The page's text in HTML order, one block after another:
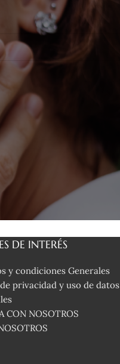
DE INTERÉS
y condiciones Generales
privacidad y uso de datos
CON NOSOTROS